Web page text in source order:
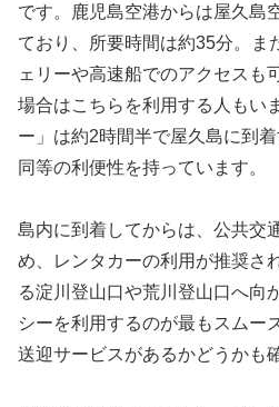
です。鹿児島空港からは屋久島
ており、所要時間は約35分。ま
ェリーや高速船でのアクセスも
場合はこちらを利用する人もい
ー」は約2時間半で屋久島に到
同等の利便性を持っています。
島内に到着してからは、公共交
め、レンタカーの利用が推奨さ
る淀川登山口や荒川登山口へ向
シーを利用するのが最もスムー
送迎サービスがあるかどうかも